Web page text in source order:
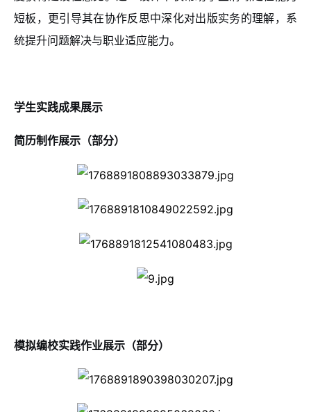
短板，更引导其在协作反思中深化对出版实务的理解，系
统提升问题解决与职业适应能力。
学生实践成果展示
简历制作展示（部分）
模拟编校实践作业展示（部分）